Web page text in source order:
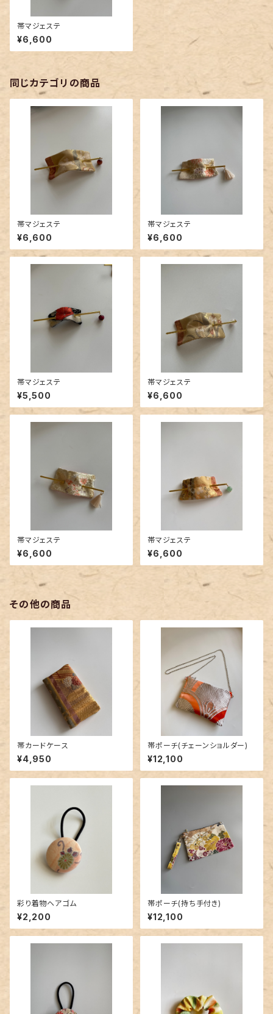
帯マジェステ
¥6,600
同じカテゴリの商品
帯マジェステ
¥6,600
帯マジェステ
¥6,600
帯マジェステ
¥5,500
帯マジェステ
¥6,600
帯マジェステ
¥6,600
帯マジェステ
¥6,600
その他の商品
帯カードケース
¥4,950
帯ポーチ(チェーンショルダー)
¥12,100
彩り着物ヘアゴム
¥2,200
帯ポーチ(持ち手付き)
¥12,100